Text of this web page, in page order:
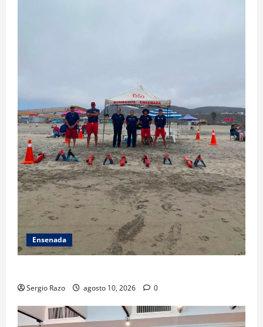
Ensenada
Sergio Razo agosto 10, 2026 0